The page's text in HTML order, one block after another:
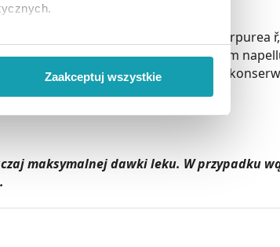
którymi wiąże się zbieranie danych o
Zaakceptuj wszystkie
angustifolia ř, Echinacea purpurea
millefolium ř ana 0,09 g; Aconitum
maści- hydrofilna substancja DAB 10
maksymalnej dawki leku. W przypadku